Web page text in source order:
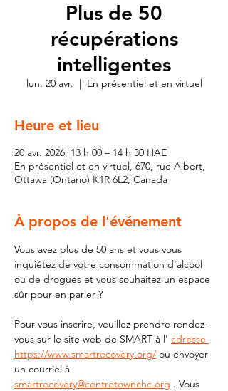
Plus de 50
récupérations
intelligentes
lun. 20 avr.
  |
En présentiel et en virtuel
Heure et lieu
20 avr. 2026, 13 h 00 – 14 h 30 HAE
En présentiel et en virtuel, 670, rue Albert,
Ottawa (Ontario) K1R 6L2, Canada
À propos de l'événement
Vous avez plus de 50 ans et vous vous
inquiétez de votre consommation d'alcool
ou de drogues et vous souhaitez un espace
sûr pour en parler ?
Pour vous inscrire, veuillez prendre rendez-
vous sur le site web de SMART à l' adresse
https://www.smartrecovery.org/ ou envoyer
un courriel à
smartrecovery@centretownchc.org . Vous